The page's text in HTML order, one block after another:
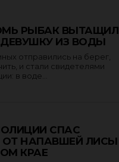
РЫБАК ВЫТАЩИЛ
ИЗ ВОДЫ
отправились на берег,
и стали свидетелями
в воде...
СПАС
ОТ НАПАВШЕЙ ЛИСЫ
КРАЕ